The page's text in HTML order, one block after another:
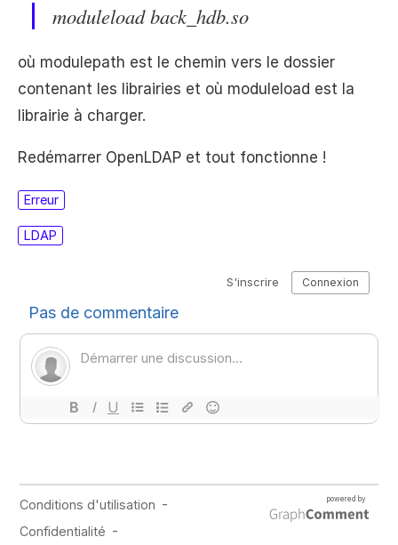
moduleload back_hdb.so
où modulepath est le chemin vers le dossier
contenant les librairies et où moduleload est la
librairie à charger.
Redémarrer OpenLDAP et tout fonctionne !
Erreur
LDAP